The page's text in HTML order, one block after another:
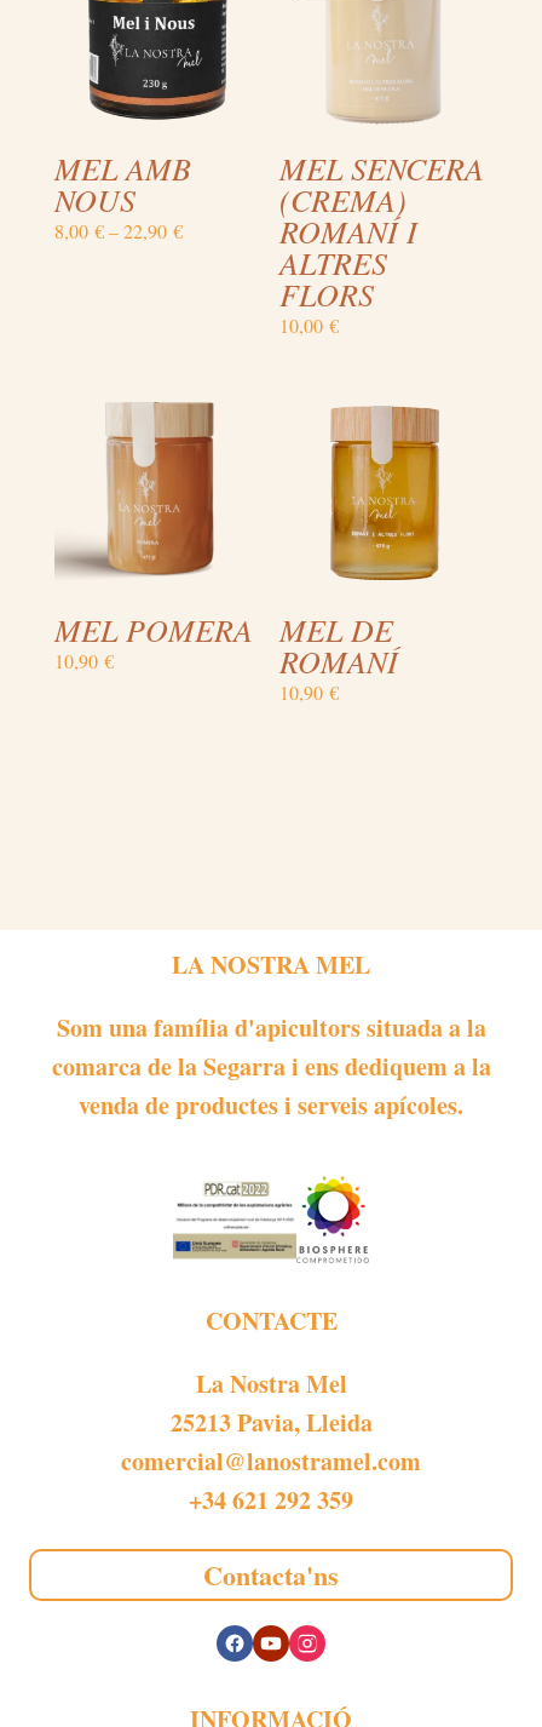
MEL AMB
NOUS
8,00€–22,90€Price
MEL SENCERA
(CREMA)
ROMANÍ I
ALTRES
FLORS
10,00€
MEL POMERA
10,90€
MEL DE
ROMANÍ
10,90€
LA NOSTRA MEL
Som una família d'apicultors situada a la
comarca de la Segarra i ens dediquem a la
venda de productes i serveis apícoles.
CONTACTE
La Nostra Mel
25213 Pavia, Lleida
comercial@lanostramel.com
+34 621 292 359
Contacta'ns
INFORMACIÓ